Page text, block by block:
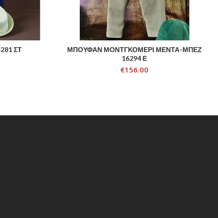
ΣΤ ADD TO CART
ΜΠΟΥΦΑΝ ΜΟΝΤΓΚΟΜΕΡΙ ΜΕΝΤΑ-ΜΠΕΖ
16294 Ε
€156.00